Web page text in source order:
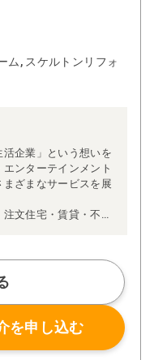
ム, スケルトンリフォ
活企業」という想いを
ンターテインメント
ざまなサービスを展
文住宅・賃貸・不動
を活かし、安心して
。
一人ひとりに寄り添
パッケージではな
暮らしを叶えたいの
いし、予算やご希望
ダーメイドでご提案し
を申し込む